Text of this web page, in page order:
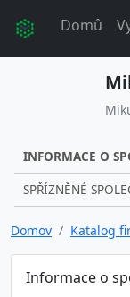
Domů
INFORMACE O
SPŘÍZNĚNÉ
Domov Katalog
Informace o